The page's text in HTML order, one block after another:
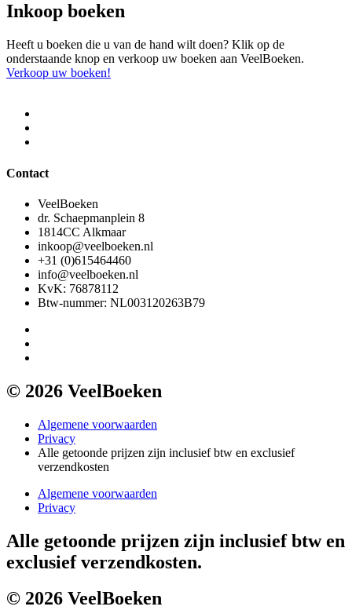
Inkoop boeken
Heeft u boeken die u van de hand wilt doen? Klik op de
onderstaande knop en verkoop uw boeken aan VeelBoeken.
Verkoop uw boeken!
Contact
VeelBoeken
dr. Schaepmanplein 8
1814CC Alkmaar
inkoop@veelboeken.nl
+31 (0)615464460
info@veelboeken.nl
KvK: 76878112
Btw-nummer: NL003120263B79
© 2026 VeelBoeken
Algemene voorwaarden
Privacy
Alle getoonde prijzen zijn inclusief btw en exclusief
verzendkosten
Algemene voorwaarden
Privacy
Alle getoonde prijzen zijn inclusief btw en
exclusief verzendkosten.
© 2026 VeelBoeken